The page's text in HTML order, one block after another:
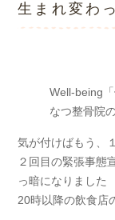
生まれ変わ
Well-being「
なつ整骨院
気が付けばもう、
２回目の緊張事態
っ暗になりました
20時以降の飲食店